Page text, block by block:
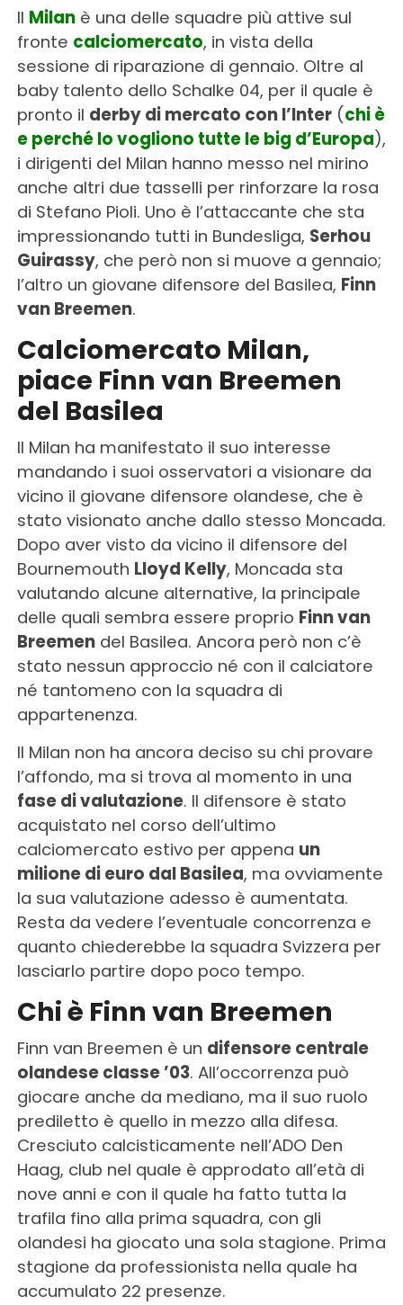
Il Milan è una delle squadre più attive sul
fronte calciomercato, in vista della
sessione di riparazione di gennaio. Oltre al
baby talento dello Schalke 04, per il quale è
pronto il derby di mercato con l’Inter(chi è
e perché lo vogliono tutte le big d’Europa),
i dirigenti del Milan hanno messo nel mirino
anche altri due tasselli per rinforzare la rosa
di Stefano Pioli. Uno è l’attaccante che sta
impressionando tutti in Bundesliga, Serhou
Guirassy, che però non si muove a gennaio;
l’altro un giovane difensore del Basilea, Finn
van Breemen.
Calciomercato Milan,
piace Finn van Breemen
del Basilea
Il Milan ha manifestato il suo interesse
mandando i suoi osservatori a visionare da
vicino il giovane difensore olandese, che è
stato visionato anche dallo stesso Moncada.
Dopo aver visto da vicino il difensore del
Bournemouth Lloyd Kelly, Moncada sta
valutando alcune alternative, la principale
delle quali sembra essere proprio Finn van
Breemendel Basilea. Ancora però non c’è
stato nessun approccio né con il calciatore
né tantomeno con la squadra di
appartenenza.
Il Milan non ha ancora deciso su chi provare
l’affondo, ma si trova al momento in una
fase di valutazione. Il difensore è stato
acquistato nel corso dell’ultimo
calciomercato estivo per appena un
milione di euro dal Basilea, ma ovviamente
la sua valutazione adesso è aumentata.
Resta da vedere l’eventuale concorrenza e
quanto chiederebbe la squadra Svizzera per
lasciarlo partire dopo poco tempo.
Chi è Finn van Breemen
Finn van Breemen è un difensore centrale
olandese classe ’03. All’occorrenza può
giocare anche da mediano, ma il suo ruolo
prediletto è quello in mezzo alla difesa.
Cresciuto calcisticamente nell’ADO Den
Haag, club nel quale è approdato all’età di
nove anni e con il quale ha fatto tutta la
trafila fino alla prima squadra, con gli
olandesi ha giocato una sola stagione. Prima
stagione da professionista nella quale ha
accumulato 22 presenze.